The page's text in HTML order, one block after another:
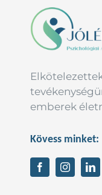
emberek
Kövess minket: